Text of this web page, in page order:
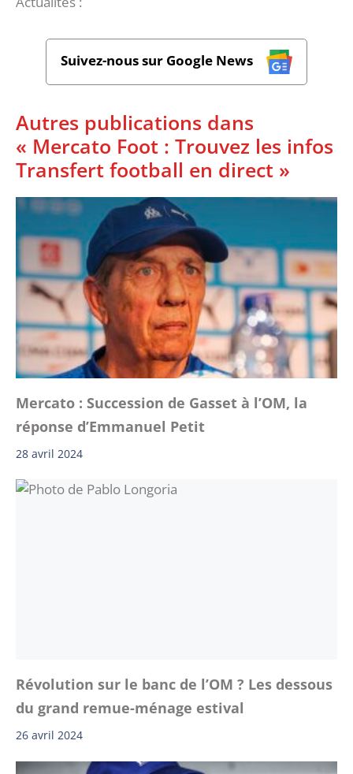
Suivez-nous sur Google News
Autres publications dans
« Mercato Foot : Trouvez les infos
Transfert football en direct »
Mercato : Succession de Gasset à l’OM, la
réponse d’Emmanuel Petit
28 avril 2024
Révolution sur le banc de l’OM ? Les dessous
du grand remue-ménage estival
26 avril 2024